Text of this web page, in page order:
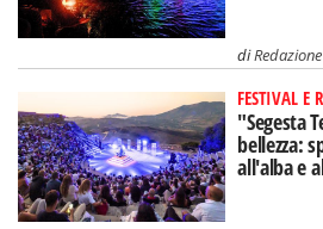
diRedazione
FESTIVAL E
"Segesta
bellezza:
all'alba e